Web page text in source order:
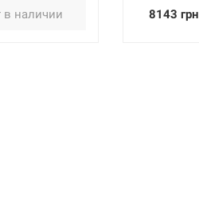
в наличии 8143 грн